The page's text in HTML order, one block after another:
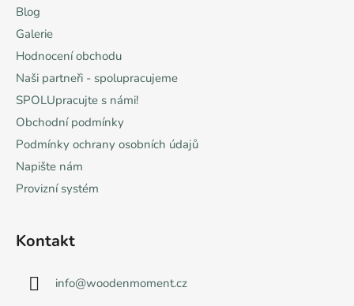
Blog
Galerie
Hodnocení obchodu
Naši partneři - spolupracujeme
SPOLUpracujte s námi!
Obchodní podmínky
Podmínky ochrany osobních údajů
Napište nám
Provizní systém
Kontakt
info@woodenmoment.cz